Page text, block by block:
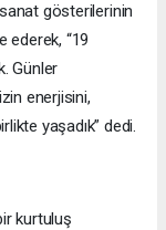
gösterilerinin
ederek, “19
Günler
enerjisini,
yaşadık” dedi.
kurtuluş